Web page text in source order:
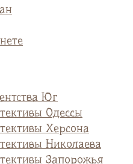
Юг
Одессы
Херсона
Николаева
Запорожья